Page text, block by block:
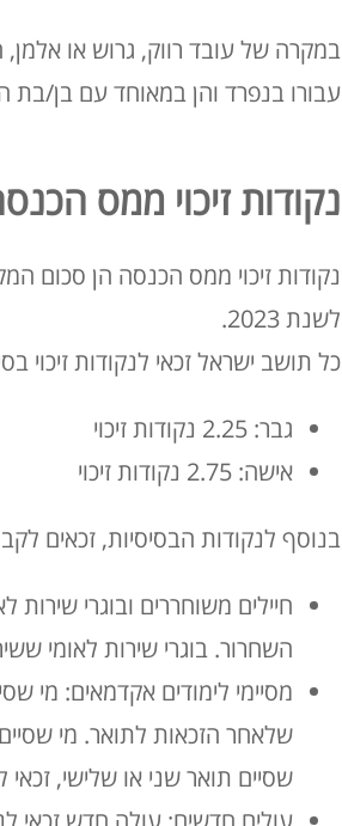
במקרה של עובד רווק, גרוש או
עבורו בנפרד והן במאוחד עם בן/בת
נקודות זיכוי ממס
לשנת 2023.
כל תושב ישראל זכאי לנקודות זיכוי
גבר: 2.25 נקודות זיכוי
אישה: 2.75 נקודות זיכוי
בנוסף לנקודות הבסיסיות, זכאים
השחרור. בוגרי שירות לאומי ששירתו לפחות
שסיים תואר שני או שלישי, זכאי